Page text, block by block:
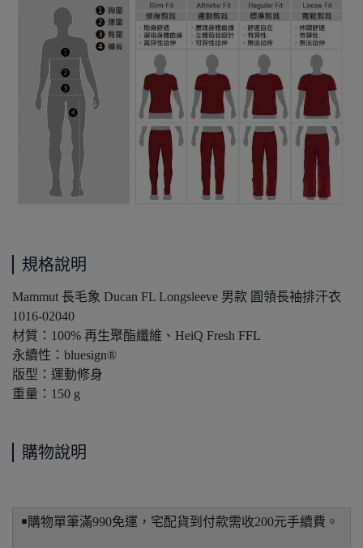
規格說明
Mammut 長毛象 Ducan FL Longsleeve 男款 圓領長袖排汗衣
1016-02040
材質：100% 再生聚酯纖維、HeiQ Fresh FFL
永續性：bluesign®
版型：運動修身
重量：150 g
購物說明
￭購物單筆滿990免運，宅配貨到付款需收200元手續費。